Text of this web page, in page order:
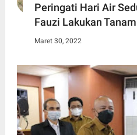
Peringati Hari Air
Fauzi Lakukan
Maret 30, 2022